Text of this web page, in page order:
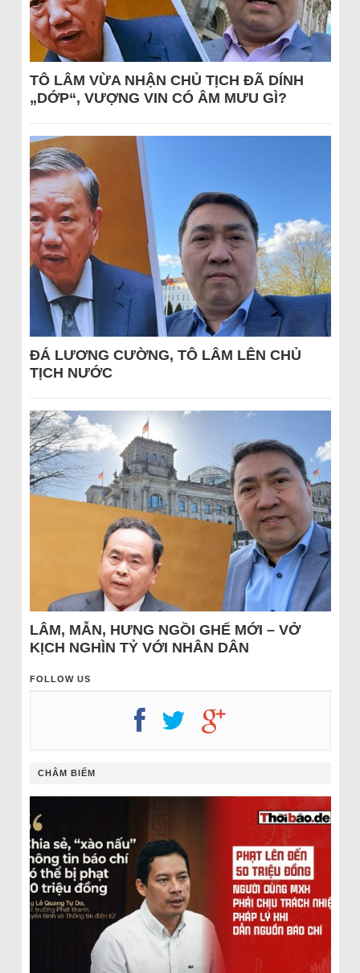
TÔ LÂM VỪA NHẬN CHỦ TỊCH ĐÃ DÍNH
„DỚP“, VƯỢNG VIN CÓ ÂM MƯU GÌ?
ĐÁ LƯƠNG CƯỜNG, TÔ LÂM LÊN CHỦ
TỊCH NƯỚC
LÂM, MẪN, HƯNG NGỒI GHẾ MỚI – VỞ
KỊCH NGHÌN TỶ VỚI NHÂN DÂN
FOLLOW US
CHÂM BIẾM